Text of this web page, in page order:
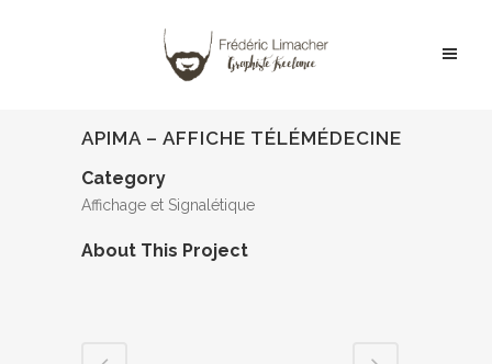
APIMA – AFFICHE TÉLÉMÉDECINE
Category
Affichage et Signalétique
About This Project